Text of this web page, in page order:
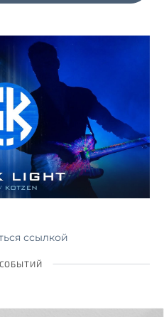
ссылкой